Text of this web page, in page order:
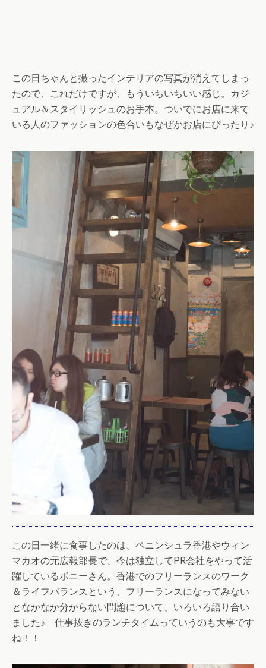
この日ちゃんと撮ったインテリアの写真が消えてしまっ
たので、これだけですが、もういちいちいい感じ。カジ
ュアル＆スタイリッシュのお手本。ついでにお店に来て
いる人のファッションの色合いもなぜかお店にぴったり♪
この日一緒に食事したのは、ペニンシュラ香港やウィン
マカオの元広報部長で、今は独立してPR会社をやって活
躍しているボニーさん。香港でのフリーランスのワーク
＆ライフバランスという、フリーランスになってみない
となかなか分からない問題について、いろいろ語り合い
ました♪ 仕事抜きのランチタイムっていうのも大事です
ね！！